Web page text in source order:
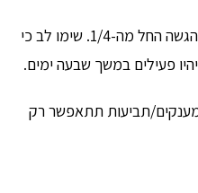
ביטוח לאומי: המערכות ייפתחו להגשה החל מה-1/4. שימו לב כי
פעילים במשך שבעה ימים.
תביעות תתאפשר רק